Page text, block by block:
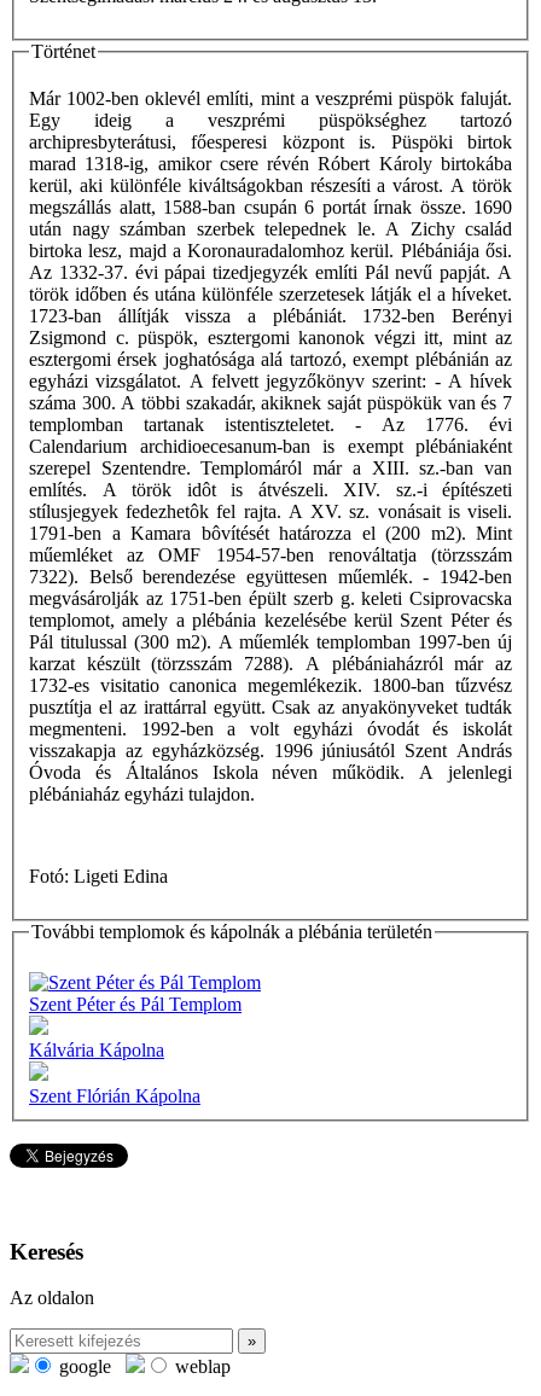
Történet
Már 1002-ben oklevél említi, mint a veszprémi püspök faluját.
Egy ideig a veszprémi püspökséghez tartozó
archipresbyterátusi, főesperesi központ is. Püspöki birtok
marad 1318-ig, amikor csere révén Róbert Károly birtokába
kerül, aki különféle kiváltságokban részesíti a várost. A török
megszállás alatt, 1588-ban csupán 6 portát írnak össze. 1690
után nagy számban szerbek telepednek le. A Zichy család
birtoka lesz, majd a Koronauradalomhoz kerül. Plébániája ősi.
Az 1332-37. évi pápai tizedjegyzék említi Pál nevű papját. A
török időben és utána különféle szerzetesek látják el a híveket.
1723-ban állítják vissza a plébániát. 1732-ben Berényi
Zsigmond c. püspök, esztergomi kanonok végzi itt, mint az
esztergomi érsek joghatósága alá tartozó, exempt plébánián az
egyházi vizsgálatot. A felvett jegyzőkönyv szerint: - A hívek
száma 300. A többi szakadár, akiknek saját püspökük van és 7
templomban tartanak istentiszteletet. - Az 1776. évi
Calendarium archidioecesanum-ban is exempt plébániaként
szerepel Szentendre. Templomáról már a XIII. sz.-ban van
említés. A török idôt is átvészeli. XIV. sz.-i építészeti
stílusjegyek fedezhetôk fel rajta. A XV. sz. vonásait is viseli.
1791-ben a Kamara bôvítését határozza el (200 m2). Mint
műemléket az OMF 1954-57-ben renováltatja (törzsszám
7322). Belső berendezése együttesen műemlék. - 1942-ben
megvásárolják az 1751-ben épült szerb g. keleti Csiprovacska
templomot, amely a plébánia kezelésébe kerül Szent Péter és
Pál titulussal (300 m2). A műemlék templomban 1997-ben új
karzat készült (törzsszám 7288). A plébániaházról már az
1732-es visitatio canonica megemlékezik. 1800-ban tűzvész
pusztítja el az irattárral együtt. Csak az anyakönyveket tudták
megmenteni. 1992-ben a volt egyházi óvodát és iskolát
visszakapja az egyházközség. 1996 júniusától Szent András
Óvoda és Általános Iskola néven működik. A jelenlegi
plébániaház egyházi tulajdon.
Fotó: Ligeti Edina
További templomok és kápolnák a plébánia területén
Szent Péter és Pál Templom
Kálvária Kápolna
Szent Flórián Kápolna
Keresés
Az oldalon
google
weblap